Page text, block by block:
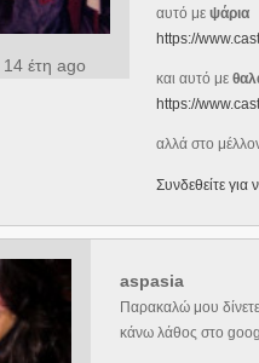
14 έτη ago
αυτό με ψάρια
https://
και αυτό με
https://
αλλά στο
Συνδεθείτε για
aspasia
Παρακαλώ μου
κάνω λάθος στο